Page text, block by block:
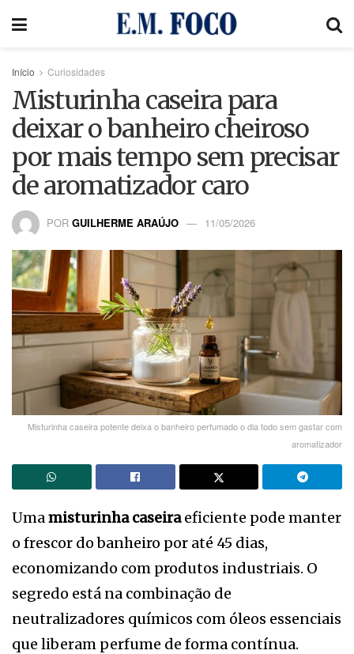
Início Curiosidades
Misturinha caseira para
deixar o banheiro cheiroso
por mais tempo sem precisar
de aromatizador caro
POR GUILHERME ARAÚJO 11/05/2026
Misturinha caseira potente deixa o banheiro perfumado o dia todo sem gastar com
aromatizador
Umamisturinha caseiraeficiente pode manter
o frescor do banheiro por até 45 dias,
economizando com produtos industriais. O
segredo está na combinação de
neutralizadores químicos com óleos essenciais
que liberam perfume de forma contínua.